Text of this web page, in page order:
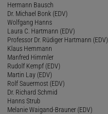
Hermann Bausch
Dr. Michael Bonk (EDV)
Wolfgang Hanns
Laura C. Hartmann (EDV)
Professor Dr. Rüdiger Hartmann (EDV)
Klaus Hemmann
Manfred Himmler
Rudolf Kempf (EDV)
Martin Lay (EDV)
Rolf Sauermost (EDV)
Dr. Richard Schmid
Hanns Strub
Melanie Waigand-Brauner (EDV)